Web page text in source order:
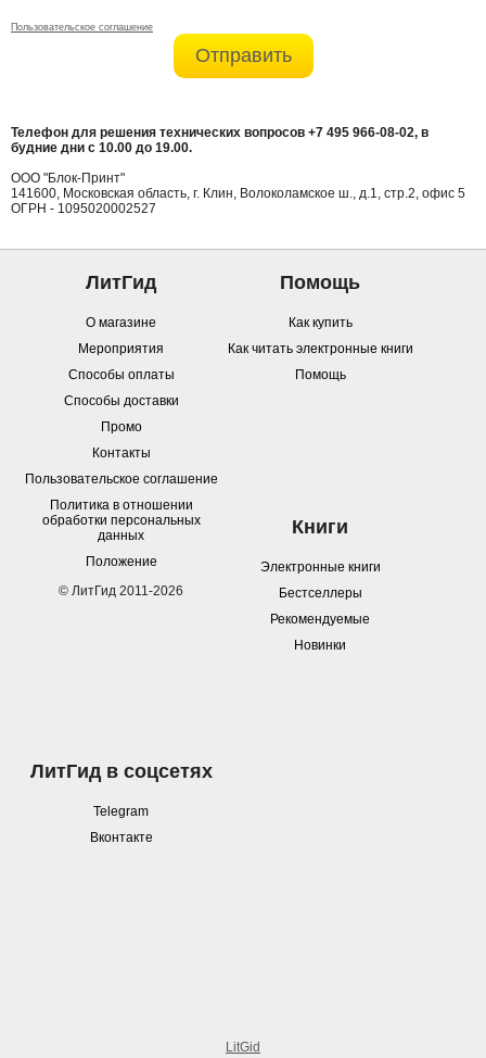
Пользовательское соглашение
Телефон для решения технических вопросов +7 495 966-08-02, в
будние дни с 10.00 до 19.00.
ООО "Блок-Принт"
141600, Московская область, г. Клин, Волоколамское ш., д.1, стр.2, офис 5
ОГРН - 1095020002527
ЛитГид
О магазине
Мероприятия
Способы оплаты
Способы доставки
Промо
Контакты
Пользовательское соглашение
Политика в отношении
обработки персональных
данных
Положение
© ЛитГид 2011-2026
Помощь
Как купить
Как читать электронные книги
Помощь
Книги
Электронные книги
Бестселлеры
Рекомендуемые
Новинки
ЛитГид в соцсетях
Telegram
Вконтакте
LitGid